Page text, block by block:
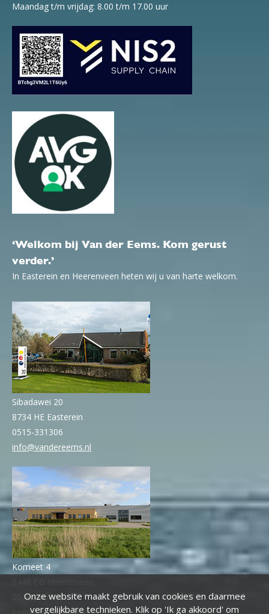
Maandag t/m vrijdag: 8.00 t/m 17.00 uur
‘Welkom bij Van der Eems. Kom gerust
verder.’
In Easterein en Heerenveen heten wij u van harte welkom.
Sibadawei 20
8734 HE Easterein
0515-331306
info@vandereems.nl
Komeet 4
0513-646666
Onze website maakt gebruik van cookies en daarmee
vergelijkbare technieken. Klik op 'Ik ga akkoord' om